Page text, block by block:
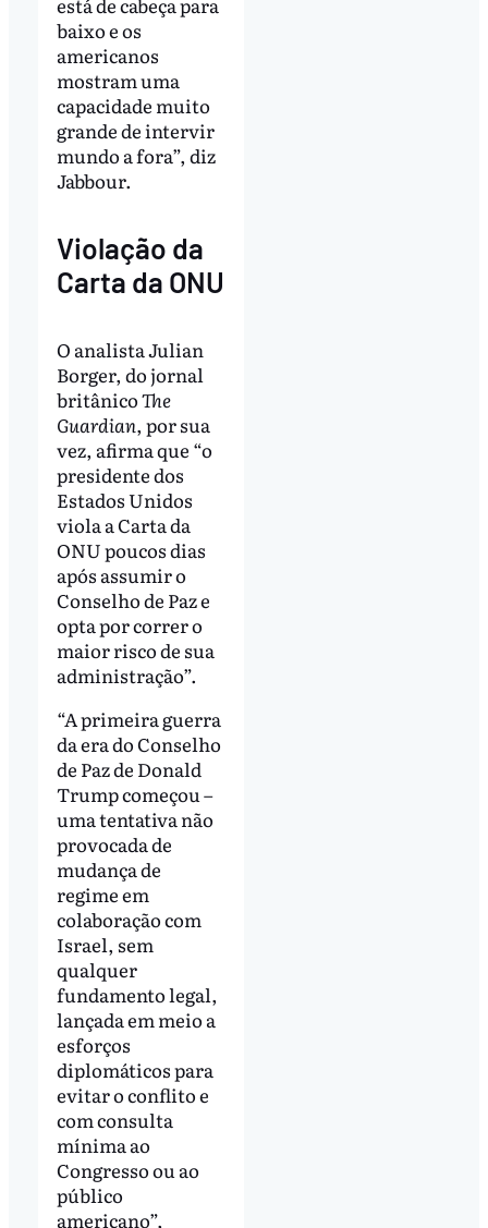
baixo e os
americanos
mostram uma
capacidade muito
grande de intervir
mundo a fora”, diz
Jabbour.
Violação da
Carta da ONU
O analista Julian
Borger, do jornal
britânicoThe
Guardian, por sua
vez, afirma que “o
presidente dos
Estados Unidos
viola a Carta da
ONU poucos dias
após assumir o
Conselho de Paz e
opta por correr o
maior risco de sua
administração”.
“A primeira guerra
da era do Conselho
de Paz de Donald
Trump começou –
uma tentativa não
provocada de
mudança de
regime em
colaboração com
Israel, sem
qualquer
fundamento legal,
lançada em meio a
esforços
diplomáticos para
evitar o conflito e
com consulta
mínima ao
Congresso ou ao
público
americano”,